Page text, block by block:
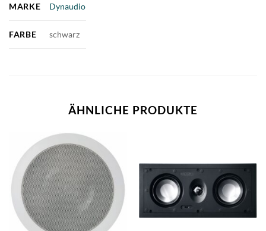
MARKE Dynaudio
FARBE schwarz
ÄHNLICHE PRODUKTE